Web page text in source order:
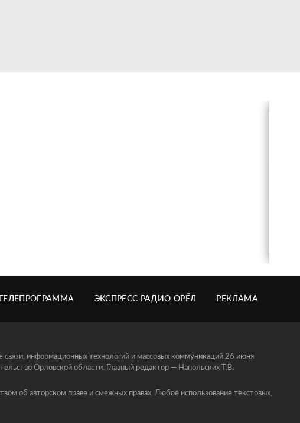
ЭКСПРЕСС РАДИО ОРЁЛ РЕКЛАМА
информационных технологий и массовых коммуникаций 26 июня
Орловской области. Главный редактор — Напольских Т.В.
об авторском праве и смежных правах. Любое использование текстовых,